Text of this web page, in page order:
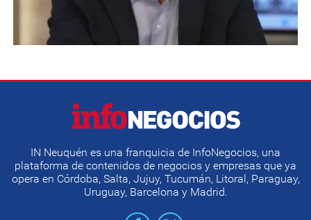
IN Neuquén es una franquicia de InfoNegocios, una
plataforma de contenidos de negocios y empresas que ya
opera en Córdoba, Salta, Jujuy, Tucumán, Litoral, Paraguay,
Uruguay, Barcelona y Madrid.